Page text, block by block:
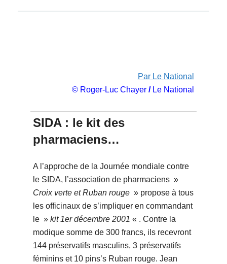
Par Le National
© Roger-Luc Chayer/Le National
SIDA : le kit des
pharmaciens…
A l’approche de la Journée mondiale contre
le SIDA, l’association de pharmaciens »
Croix verte et Ruban rouge» propose à tous
les officinaux de s’impliquer en commandant
le » kit 1er décembre 2001 « . Contre la
modique somme de 300 francs, ils recevront
144 préservatifs masculins, 3 préservatifs
féminins et 10 pins’s Ruban rouge. Jean